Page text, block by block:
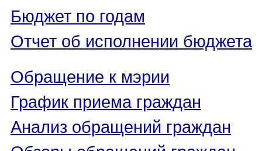
Бюджет по годам
Отчет об исполнении бюджета
Обращение к мэрии
График приема граждан
Анализ обращений граждан